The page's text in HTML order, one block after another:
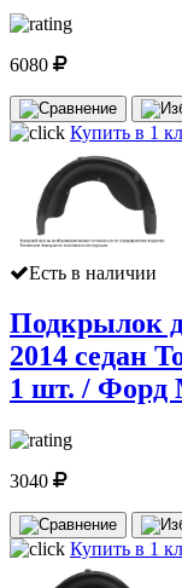
6080
Купить в 1
Есть в наличии
Подкрылок
2014 седан
1 шт. / Форд
3040
Купить в 1